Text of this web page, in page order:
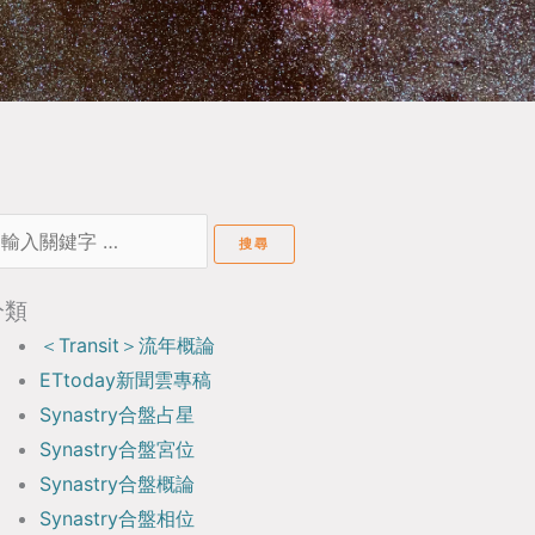
＜Transit＞流年概論
ETtoday新聞雲專稿
Synastry合盤占星
Synastry合盤宮位
Synastry合盤概論
Synastry合盤相位